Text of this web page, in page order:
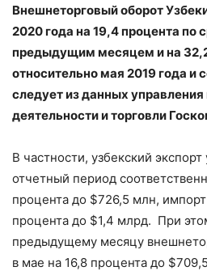
Внешнеторговый оборот
2020 года на 19,4 процента по
предыдущим месяцем и на
относительно мая 2019 года и
следует из данных
деятельности и торговли
В частности, узбекский
отчетный период
процента до $726,5 млн, импорт
процента до $1,4 млрд. При
предыдущему месяцу
в мае на 16,8 процента до